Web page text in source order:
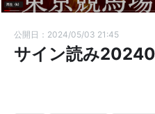
公開日：2024/05/03 21:45
サイン読み